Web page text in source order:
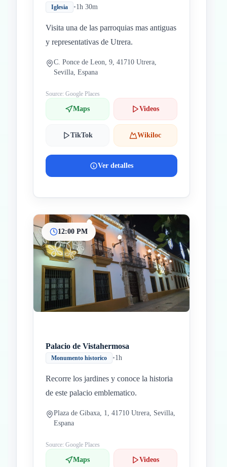
Iglesia •1h 30m
Visita una de las parroquias mas antiguas
y representativas de Utrera.
C. Ponce de Leon, 9, 41710 Utrera,
Sevilla, Espana
Source: Google Places
Maps Videos
TikTok Wikiloc
Ver detalles
12:00 PM
Palacio de Vistahermosa
Monumento historico •1h
Recorre los jardines y conoce la historia
de este palacio emblematico.
Plaza de Gibaxa, 1, 41710 Utrera, Sevilla,
Espana
Source: Google Places
Maps Videos